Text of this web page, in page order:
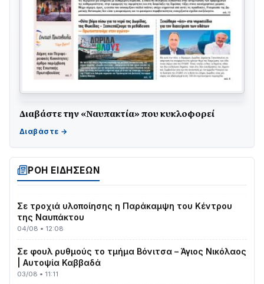
Διαβάστε την «Ναυπακτία» που κυκλοφορεί
ΡΟΗ ΕΙΔΗΣΕΩΝ
05/08 • 08:41
Στο σκοτάδι μεγάλο μέρος στο Λυγιά Ναυπάκτου
04/08 • 19:47
της Ναυπάκτου
04/08 • 12:08
| Αυτοψία Καββαδά
03/08 • 11:11